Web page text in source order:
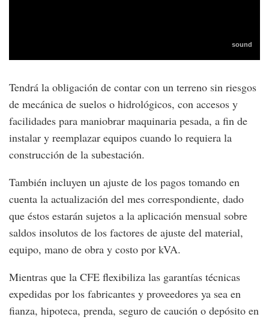
Tendrá la obligación de contar con un terreno sin riesgos
de mecánica de suelos o hidrológicos, con accesos y
facilidades para maniobrar maquinaria pesada, a fin de
instalar y reemplazar equipos cuando lo requiera la
construcción de la subestación.
También incluyen un ajuste de los pagos tomando en
cuenta la actualización del mes correspondiente, dado
que éstos estarán sujetos a la aplicación mensual sobre
saldos insolutos de los factores de ajuste del material,
equipo, mano de obra y costo por kVA.
Mientras que la CFE flexibiliza las garantías técnicas
expedidas por los fabricantes y proveedores ya sea en
fianza, hipoteca, prenda, seguro de caución o depósito en